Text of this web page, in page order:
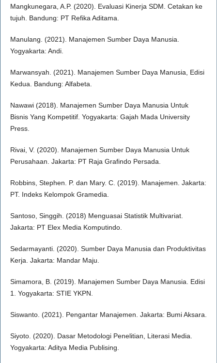
Mangkunegara, A.P. (2020). Evaluasi Kinerja SDM. Cetakan ke
tujuh. Bandung: PT Refika Aditama.
Manulang. (2021). Manajemen Sumber Daya Manusia.
Yogyakarta: Andi.
Marwansyah. (2021). Manajemen Sumber Daya Manusia, Edisi
Kedua. Bandung: Alfabeta.
Nawawi (2018). Manajemen Sumber Daya Manusia Untuk
Bisnis Yang Kompetitif. Yogyakarta: Gajah Mada University
Press.
Rivai, V. (2020). Manajemen Sumber Daya Manusia Untuk
Perusahaan. Jakarta: PT Raja Grafindo Persada.
Robbins, Stephen. P. dan Mary. C. (2019). Manajemen. Jakarta:
PT. Indeks Kelompok Gramedia.
Santoso, Singgih. (2018) Menguasai Statistik Multivariat.
Jakarta: PT Elex Media Komputindo.
Sedarmayanti. (2020). Sumber Daya Manusia dan Produktivitas
Kerja. Jakarta: Mandar Maju.
Simamora, B. (2019). Manajemen Sumber Daya Manusia. Edisi
1. Yogyakarta: STIE YKPN.
Siswanto. (2021). Pengantar Manajemen. Jakarta: Bumi Aksara.
Siyoto. (2020). Dasar Metodologi Penelitian, Literasi Media.
Yogyakarta: Aditya Media Publising.